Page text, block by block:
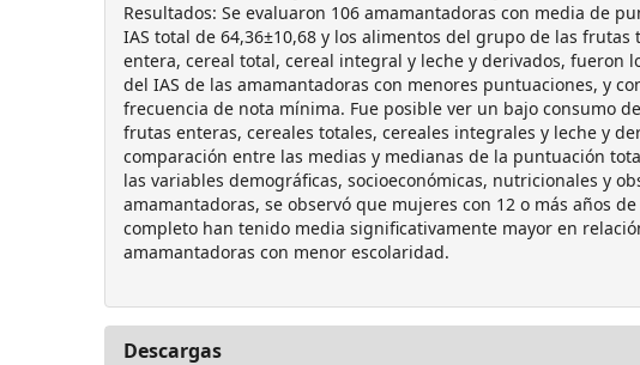
Resultados: Se evaluaron 106 amamantadoras con media de
IAS total de 64,36±10,68 y los alimentos del grupo de las frutas
entera, cereal total, cereal integral y leche y derivados, fueron
del IAS de las amamantadoras con menores puntuaciones, y
frecuencia de nota mínima. Fue posible ver un bajo consumo
frutas enteras, cereales totales, cereales integrales y leche y
comparación entre las medias y medianas de la puntuación
las variables demográficas, socioeconómicas, nutricionales y
amamantadoras, se observó que mujeres con 12 o más años
completo han tenido media significativamente mayor en
amamantadoras con menor escolaridad.
Descargas